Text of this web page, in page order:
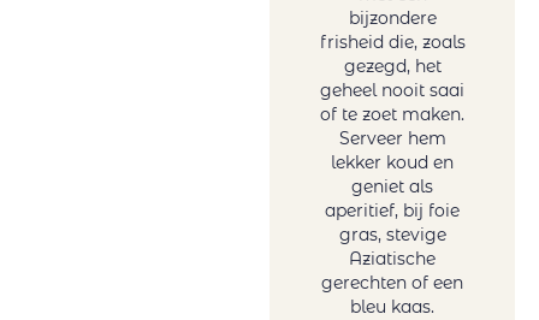
bijzondere
frisheid die, zoals
gezegd, het
geheel nooit saai
of te zoet maken.
Serveer hem
lekker koud en
geniet als
aperitief, bij foie
gras, stevige
Aziatische
gerechten of een
bleu kaas.